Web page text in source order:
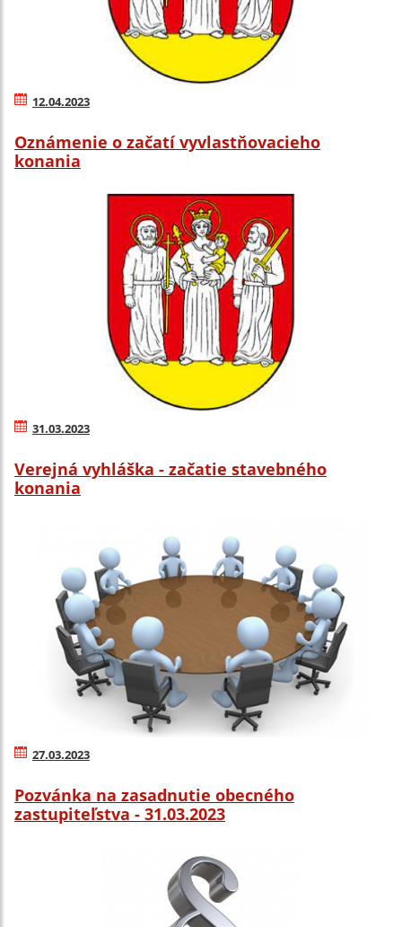
12.04.2023
Oznámenie o začatí vyvlastňovacieho
konania
31.03.2023
Verejná vyhláška - začatie stavebného
konania
27.03.2023
Pozvánka na zasadnutie obecného
zastupiteľstva - 31.03.2023